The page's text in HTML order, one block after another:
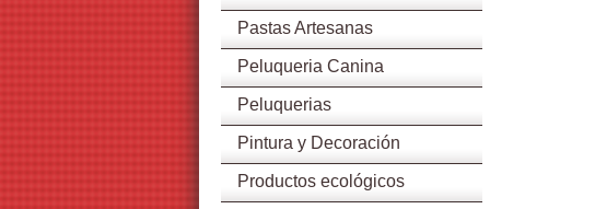
Pastas Artesanas
Peluqueria Canina
Peluquerias
Pintura y Decoración
Productos ecológicos